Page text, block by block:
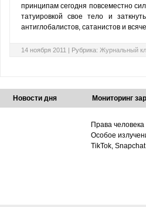
принципам сегодня повсеместно
татуировкой cвое тело и
антиглобалистов, сатанистов и
14 ноября 2011 | Рубрика: Журнальный
Новости дня Мониторинг
Права
Особое
TikTok,